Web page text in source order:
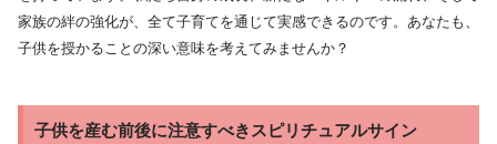
家族の絆の強化が、全て子育てを通じて実感できるのです。あなたも、
子供を授かることの深い意味を考えてみませんか？
子供を産む前後に注意すべきスピリチュアルサイン